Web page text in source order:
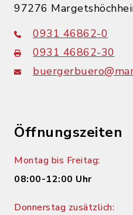
97276
0931 46862-0
0931 46862-30
Öffnungszeiten
Montag bis Freitag:
08:00-12:00 Uhr
Donnerstag zusätzlich: